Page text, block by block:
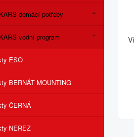
domácí potřeby
vodní program
ESO
BERNÁT MOUNTING
ČERNÁ
NEREZ